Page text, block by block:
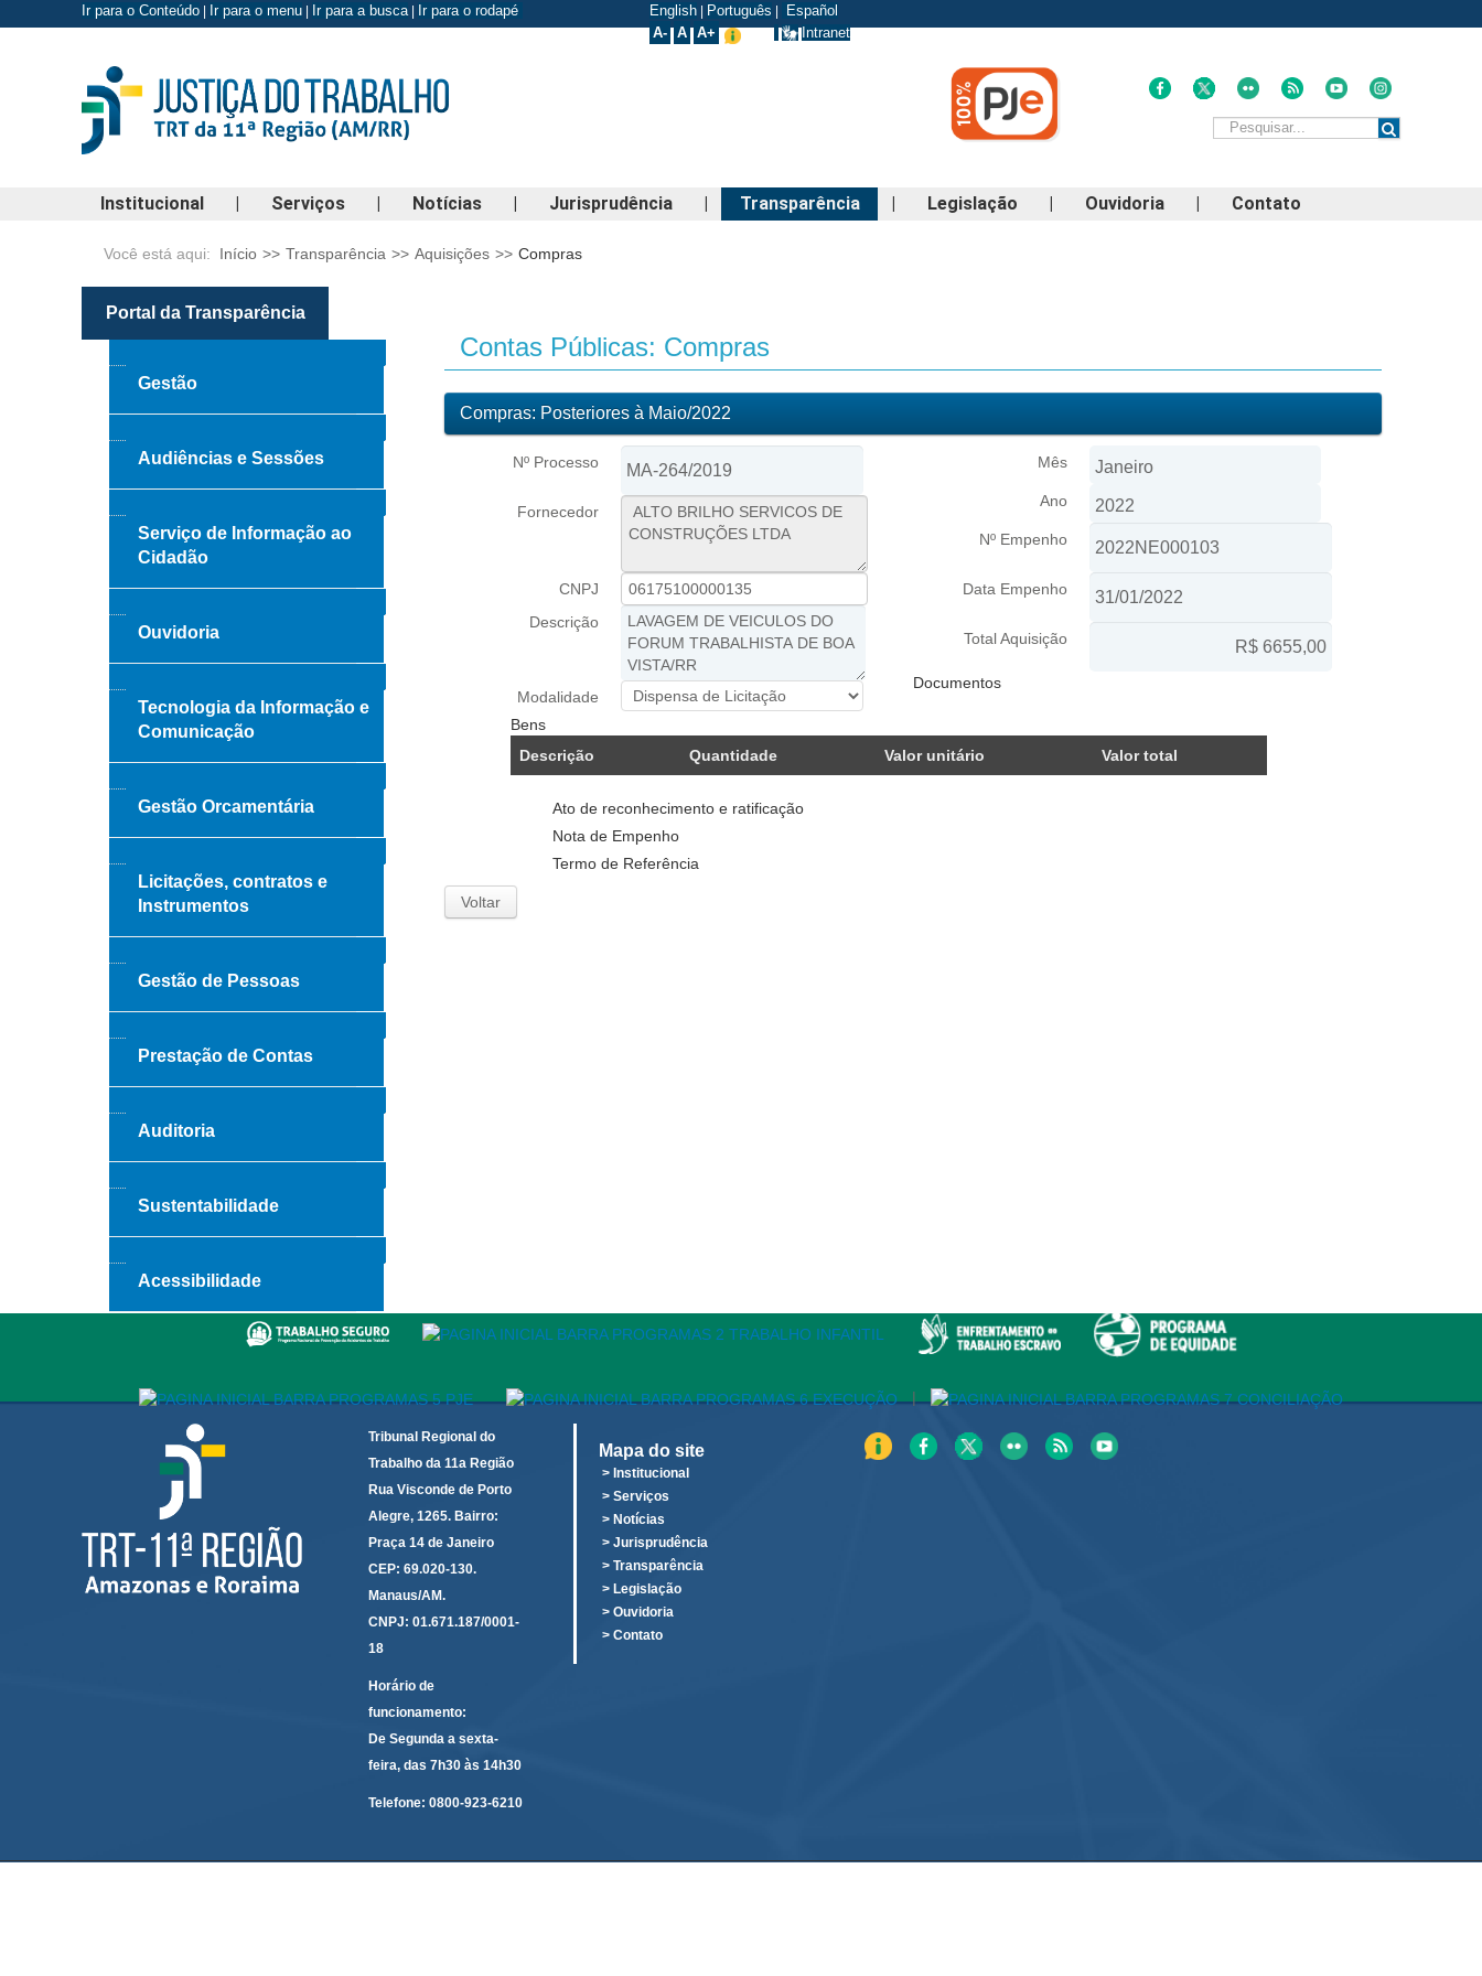
Ir para o Conteúdo Ir para o menu Ir para a busca| Ir para o rodapé English Português
Español
A- A A+ Intranet
Institucional | Serviços | Notícias | Jurisprudência | Transparência | Legislação | Ouvidoria | Contato
Você está aqui: Início >> Transparência >> Aquisições >> Compras
Contas Públicas: Compras
Compras: Posteriores à Maio/2022
Nº Processo
Fornecedor
CNPJ
Descrição
Modalidade
Mês
Ano
Nº Empenho
Data Empenho
Total Aquisição
Bens
Descrição
Quantidade Valor unitário Valor total
Documentos
Ato de reconhecimento e ratificação
Nota de Empenho
Termo de Referência
Voltar
Portal da Transparência
Gestão
Audiências e Sessões
Serviço de Informação ao
Cidadão
Ouvidoria
Tecnologia da Informação e
Comunicação
Gestão Orcamentária
Licitações, contratos e
Instrumentos
Gestão de Pessoas
Prestação de Contas
Auditoria
Sustentabilidade
Acessibilidade
|
Tribunal Regional do
Trabalho da 11a Região
Rua Visconde de Porto
Alegre, 1265. Bairro:
Praça 14 de Janeiro
CEP: 69.020-130.
Manaus/AM.
CNPJ: 01.671.187/0001-
18
Horário de
funcionamento:
De Segunda a sexta-
feira, das 7h30 às 14h30
Telefone: 0800-923-6210
Mapa do site
> Institucional
> Serviços
> Notícias
> Jurisprudência
> Transparência
> Legislação
> Ouvidoria
> Contato